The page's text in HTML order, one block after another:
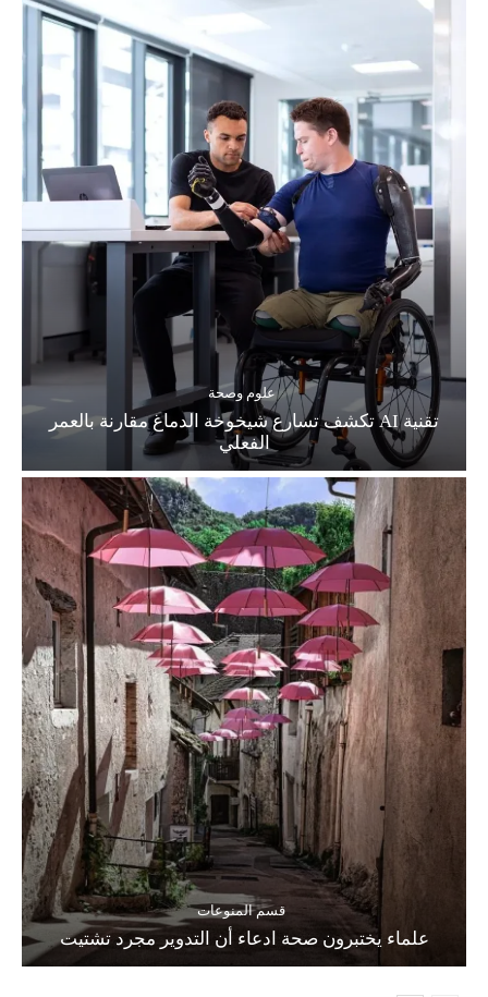
علوم وصحة
تقنية AI تكشف تسارع شيخوخة الدماغ مقارنة بالعمر
الفعلي
قسم المنوعات
علماء يختبرون صحة ادعاء أن التدوير مجرد تشتيت